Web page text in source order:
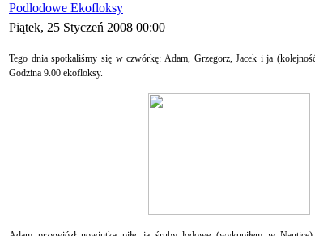
Podlodowe Ekofloksy
Piątek, 25 Styczeń 2008 00:00
Tego dnia spotkaliśmy się w czwórkę: Adam, Grzegorz, Jacek i ja
Godzina 9.00 ekofloksy.